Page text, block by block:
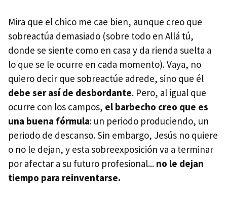
Mira que el chico me cae bien, aunque creo que
sobreactúa demasiado (sobre todo en Allá tú,
donde se siente como en casa y da rienda suelta a
lo que se le ocurre en cada momento). Vaya, no
quiero decir que sobreactúe adrede, sino que él
debe ser así de desbordante. Pero, al igual que
ocurre con los campos, el barbecho creo que es
una buena fórmula: un periodo produciendo, un
periodo de descanso. Sin embargo, Jesús no quiere
o no le dejan, y esta sobreexposición va a terminar
por afectar a su futuro profesional... no le dejan
tiempo para reinventarse.